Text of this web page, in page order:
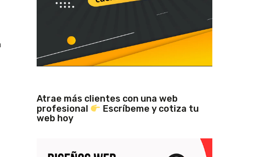
Atrae más clientes con una web
profesional
Escríbeme y cotiza tu
web hoy